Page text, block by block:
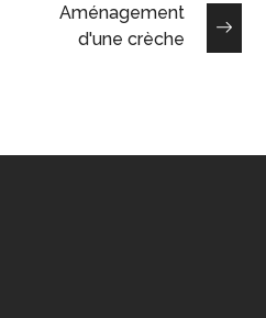
Aménagement
d'une crèche